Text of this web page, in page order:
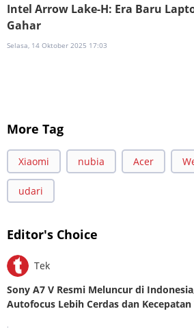
Intel Arrow Lake-H: Era Baru
Gahar
Selasa, 14 Oktober 2025 17:03
More Tag
Xiaomi nubia Acer
udari
Editor's Choice
Tek
Sony A7 V Resmi Meluncur di
Autofocus Lebih Cerdas dan Kecepatan